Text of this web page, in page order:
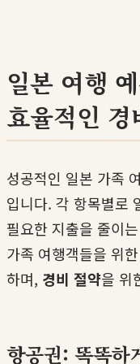
일본 여행
효율적인
성공적인 일본 가족
입니다. 각 항목별로
필요한 지출을 줄이
가족 여행객들을 위
하며, 경비 절약을 위
항공권: 똑똑하